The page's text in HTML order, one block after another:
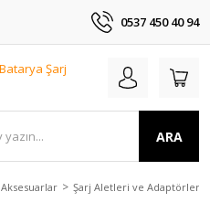
0537 450 40 94
ARA
Aksesuarlar Şarj Aletleri ve Adaptörler